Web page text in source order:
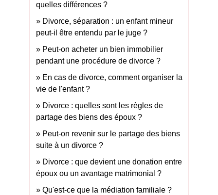
quelles différences ?
Divorce, séparation : un enfant mineur
peut-il être entendu par le juge ?
Peut-on acheter un bien immobilier
pendant une procédure de divorce ?
En cas de divorce, comment organiser la
vie de l'enfant ?
Divorce : quelles sont les règles de
partage des biens des époux ?
Peut-on revenir sur le partage des biens
suite à un divorce ?
Divorce : que devient une donation entre
époux ou un avantage matrimonial ?
Qu'est-ce que la médiation familiale ?